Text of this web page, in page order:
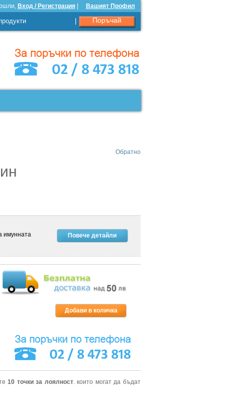
Вход / Регистрация| Вашият Профил
Поръчай
Обратно
имунната
Повече детайли
10 точки за лоялност. които могат да бъдат